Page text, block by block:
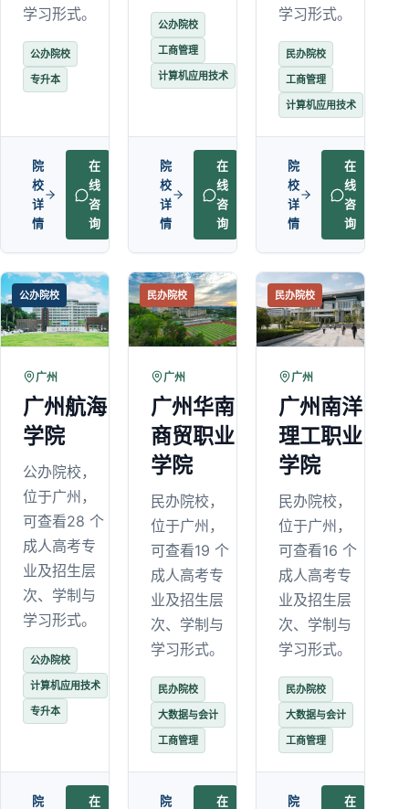
学习形式。
公办院校
专升本
院
校
详
情
在
线
咨
询
公办院校
工商管理
计算机应用技术
院
校
详
情
在
线
咨
询
学习形式。
民办院校
工商管理
计算机应用技术
院
校
详
情
在
线
咨
询
公办院校
广州
广州航海
学院
公办院校，
位于广州，
可查看28 个
成人高考专
业及招生层
次、学制与
学习形式。
公办院校
计算机应用技术
专升本
院
在
民办院校
广州
广州华南
商贸职业
学院
民办院校，
位于广州，
可查看19 个
成人高考专
业及招生层
次、学制与
学习形式。
民办院校
大数据与会计
工商管理
院
在
民办院校
广州
广州南洋
理工职业
学院
民办院校，
位于广州，
可查看16 个
成人高考专
业及招生层
次、学制与
学习形式。
民办院校
大数据与会计
工商管理
院
在